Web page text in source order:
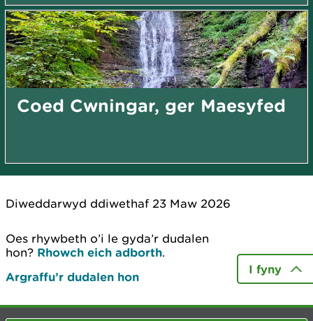
Coed Cwningar, ger Maesyfed
Diweddarwyd ddiwethaf 23 Maw 2026
Oes rhywbeth o’i le gyda’r dudalen
hon? Rhowch eich adborth.
Argraffu’r dudalen hon
I fyny